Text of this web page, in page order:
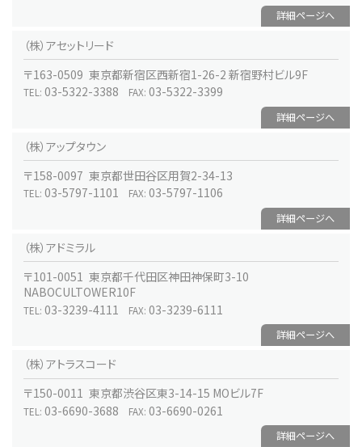
詳細ページへ
（株）アセットリード
〒163-0509 東京都新宿区西新宿1-26-2 新宿野村ビル9F
TEL: 03-5322-3388 FAX: 03-5322-3399
詳細ページへ
（株）アップタウン
〒158-0097 東京都世田谷区用賀2-34-13
TEL: 03-5797-1101 FAX: 03-5797-1106
詳細ページへ
（株）アドミラル
〒101-0051 東京都千代田区神田神保町3-10
NABOCULTOWER10F
TEL: 03-3239-4111 FAX: 03-3239-6111
詳細ページへ
（株）アトラスコード
〒150-0011 東京都渋谷区東3-14-15 MOビル7F
TEL: 03-6690-3688 FAX: 03-6690-0261
詳細ページへ